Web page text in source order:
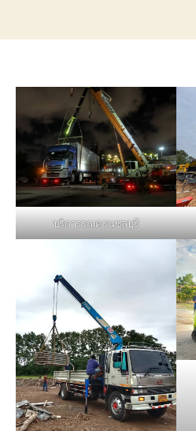
บริการรถเครนชลบุรี